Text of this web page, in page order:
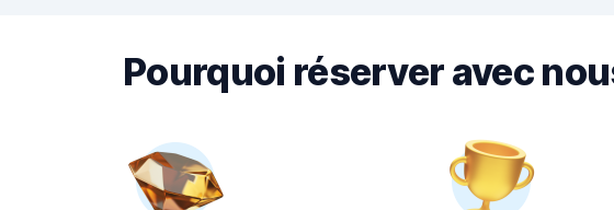
Pourquoi réserver avec